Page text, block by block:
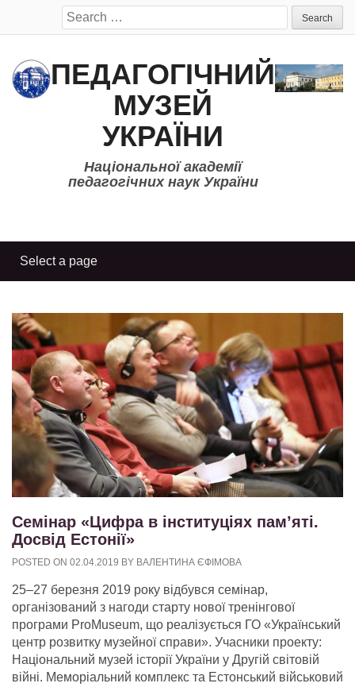
Search
for:
ПЕДАГОГІЧНИЙ
МУЗЕЙ
УКРАЇНИ
Національної академії
педагогічних наук України
Семінар «Цифра в інституціях пам’яті.
Досвід Естонії»
POSTED ON 02.04.2019 BY ВАЛЕНТИНА ЄФІМОВА
25–27 березня 2019 року відбувся семінар,
організований з нагоди старту нової тренінгової
програми ProMuseum, що реалізується ГО «Український
центр розвитку музейної справи». Учасники проекту:
Національний музей історії України у Другій світовій
війні. Меморіальний комплекс та Естонський військовий